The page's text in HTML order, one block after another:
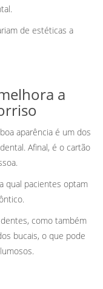
de estéticas a
a
aparência é um dos
Afinal, é o cartão
qual pacientes optam
como também
bucais, o que pode